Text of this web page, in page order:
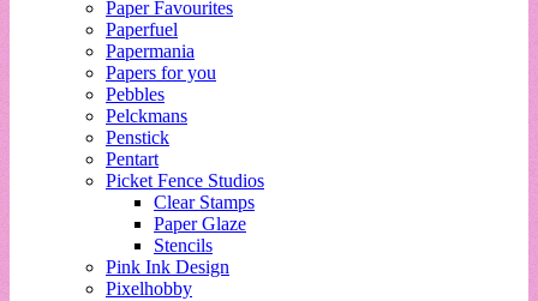
Paper Favourites
Paperfuel
Papermania
Papers for you
Pebbles
Pelckmans
Penstick
Pentart
Picket Fence Studios
Clear Stamps
Paper Glaze
Stencils
Pink Ink Design
Pixelhobby